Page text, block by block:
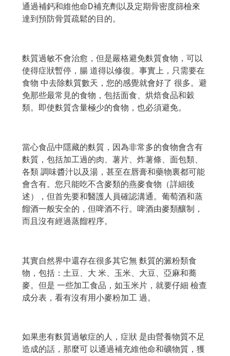
通過補鈣和維他命D補充劑以及定期骨密度篩檢來
達到預防骨質疏鬆的目的。
麩質過敏不會治愈，但是嚴格避免麩質食物，可以
使得症狀暫停，腸 道得以修復。事實上，只需要在
食物 中去除麩質數天，您的感覺就會好了 很多。避
免那些最常見的食物，包括面食、烘焙食品和穀
類。即使麩質含量極少的食物，也必須避免。
當心食品中隱藏的麩質，因為非常多的食物會含有
麩質，包括加工過的肉、薯片、炸薯條、面包類、
各類 調味醬汁以及湯，甚至在唇膏和藥物裏都可能
會含有。您只能吃不含麥類的燕麥食物（詳細後
述），但首先要和醫護人員確認溝通。葡萄酒和蒸
餾酒一般安全的，但啤酒不行。啤酒由麥類釀制，
而且沒有經過蒸餾程序。
其實自然界中還存在很多其它無 麩質的澱粉類食
物，包括：土豆、大 米、玉米、大豆、亞麻和蕎
麥。但是 一些加工食品，如玉米片，就要仔細 檢查
成分表，看有沒有用小麥粉加工 過。
如果患有麩質過敏症的人，症狀 是由營養物質不足
造成的話，那麼可 以通過補充維他命和礦物質，獲